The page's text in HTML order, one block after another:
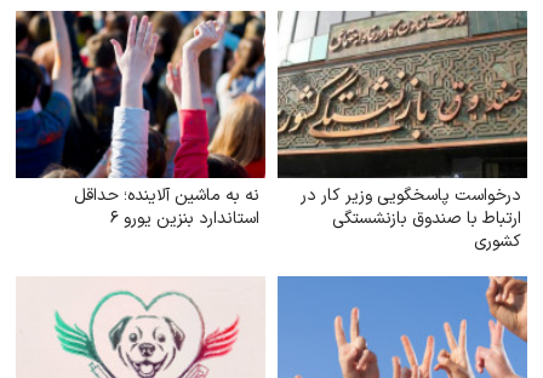
درخواست پاسخگویی وزیر کار در
ارتباط با صندوق بازنشستگی
کشوری
نه به ماشین آلاینده؛ حداقل
استاندارد بنزین یورو ۶